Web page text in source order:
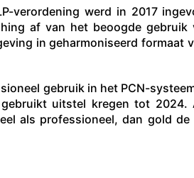
verordening werd in 2017
af van het beoogde gebruik
in geharmoniseerd formaat
gebruik in het PCN-
uitstel kregen tot 2024.
als professioneel, dan gold de